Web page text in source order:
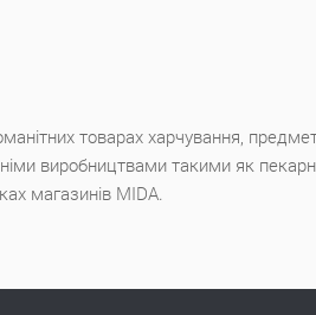
товарах харчування,
виробництвами такими як
магазинів MIDA.